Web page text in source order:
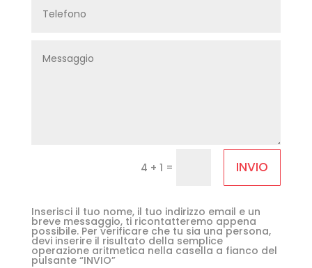
4 + 1 = INVIO
Inserisci il tuo nome, il tuo indirizzo email e un
breve messaggio, ti ricontatteremo appena
possibile. Per verificare che tu sia una persona,
devi inserire il risultato della semplice
operazione aritmetica nella casella a fianco del
pulsante “INVIO”